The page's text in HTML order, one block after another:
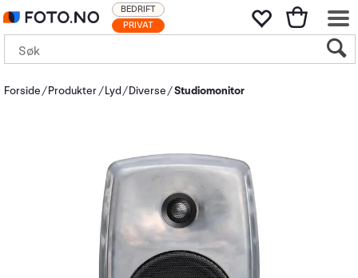
PRIVAT
BEDRIFT
Forside Produkter Lyd Diverse Studiomonitor